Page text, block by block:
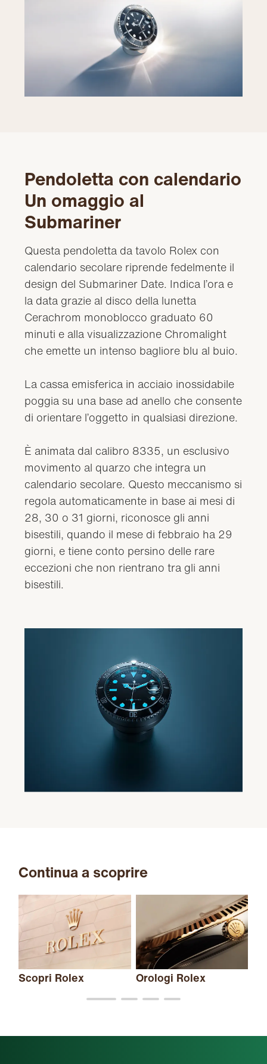
Pendoletta con calendario
Un omaggio al
Submariner
Questa pendoletta da tavolo Rolex con
calendario secolare riprende fedelmente il
design del Submariner Date. Indica l’ora e
la data grazie al disco della lunetta
Cerachrom monoblocco graduato 60
minuti e alla visualizzazione Chromalight
che emette un intenso bagliore blu al buio.
La cassa emisferica in acciaio inossidabile
poggia su una base ad anello che consente
di orientare l’oggetto in qualsiasi direzione.
È animata dal calibro 8335, un esclusivo
movimento al quarzo che integra un
calendario secolare. Questo meccanismo si
regola automaticamente in base ai mesi di
28, 30 o 31 giorni, riconosce gli anni
bisestili, quando il mese di febbraio ha 29
giorni, e tiene conto persino delle rare
eccezioni che non rientrano tra gli anni
bisestili.
Continua a scoprire
Scopri Rolex Orologi Rolex